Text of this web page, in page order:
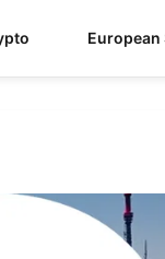
European